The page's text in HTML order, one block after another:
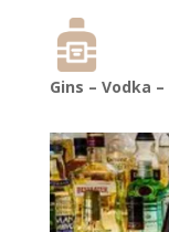
Gins – Vodka